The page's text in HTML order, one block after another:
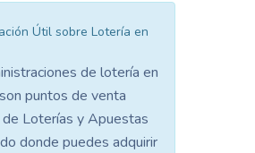
Útil sobre Lotería en
de lotería en
puntos de venta
Loterías y Apuestas
donde puedes adquirir